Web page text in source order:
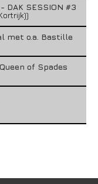
DAK SESSION #3
met o.a. Bastille
of Spades